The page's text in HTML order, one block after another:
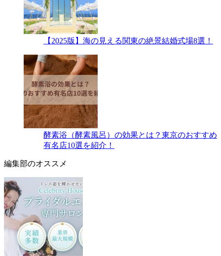
【2025版】海の見える関東の絶景結婚式場8選！
酵素浴（酵素風呂）の効果とは？東京のおすすめ
有名店10選を紹介！
編集部のオススメ